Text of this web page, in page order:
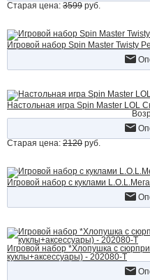
Старая цена: 3599 руб.
Игровой набор Spin Master Twisty
Настольная игра Spin Master LOL
Старая цена: 2120 руб.
Игровой набор с куклами
Игровой набор *Хлопушка с
куклы+аксессуары) - 202080-Т